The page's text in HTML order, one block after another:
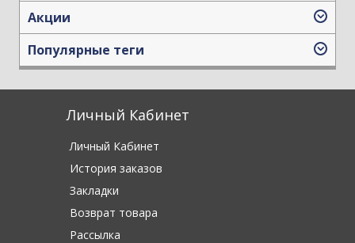
Акции
Популярные теги
Личный Кабинет
Личный Кабинет
История заказов
Закладки
Возврат товара
Рассылка